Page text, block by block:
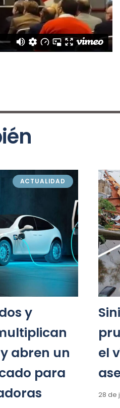
ACTUALIDAD
y
abren un
para
el
28 de